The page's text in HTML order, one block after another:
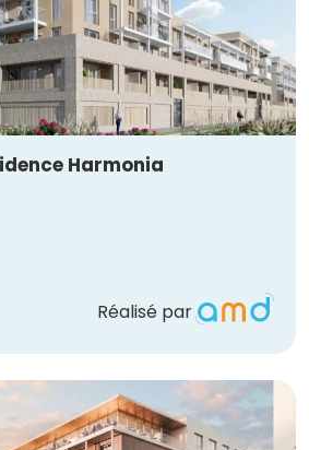
Harmonia
Réalisé par